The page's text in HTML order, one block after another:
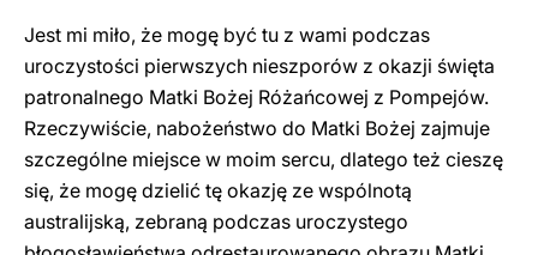
Jest mi miło, że mogę być tu z wami podczas
uroczystości pierwszych nieszporów z okazji święta
patronalnego Matki Bożej Różańcowej z Pompejów.
Rzeczywiście, nabożeństwo do Matki Bożej zajmuje
szczególne miejsce w moim sercu, dlatego też cieszę
się, że mogę dzielić tę okazję ze wspólnotą
australijską, zebraną podczas uroczystego